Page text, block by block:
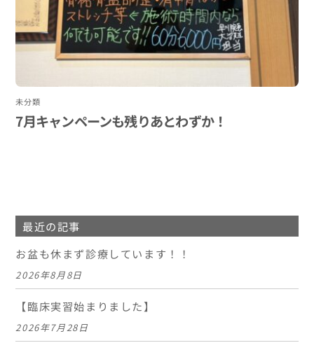
未分類
7月キャンペーンも残りあとわずか！
最近の記事
お盆も休まず診療しています！！
2026年8月8日
【臨床実習始まりました】
2026年7月28日